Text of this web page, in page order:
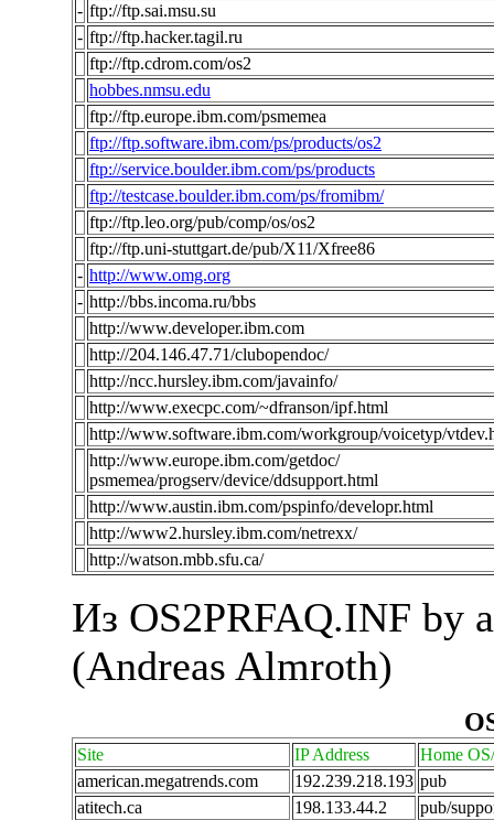
- ftp://ftp.sai.msu.su
- ftp://ftp.hacker.tagil.ru
ftp://ftp.cdrom.com/os2
hobbes.nmsu.edu
ftp://ftp.europe.ibm.com/psmemea
ftp://ftp.software.ibm.com/ps/products/os2
ftp://service.boulder.ibm.com/ps/products
ftp://testcase.boulder.ibm.com/ps/fromibm/
ftp://ftp.leo.org/pub/comp/os/os2
ftp://ftp.uni-stuttgart.de/pub/X11/Xfree86
- http://www.omg.org
- http://bbs.incoma.ru/bbs
http://www.developer.ibm.com
http://204.146.47.71/clubopendoc/
http://ncc.hursley.ibm.com/javainfo/
http://www.execpc.com/~dfranson/ipf.html
http://www.software.ibm.com/workgroup/voicetyp/
http://www.europe.ibm.com/getdoc/
psmemea/progserv/device/ddsupport.html
http://www.austin.ibm.com/pspinfo/developr.html
http://www2.hursley.ibm.com/netrexx/
http://watson.mbb.sfu.ca/
Из OS2PRFAQ.INF by
(Andreas Almroth)
Site IP Address
Home
american.megatrends.com
192.239.218.193 pub
atitech.ca
198.133.44.2
pub/